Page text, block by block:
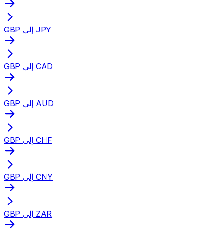
GBP إلى JPY
GBP إلى CAD
GBP إلى AUD
GBP إلى CHF
GBP إلى CNY
GBP إلى ZAR